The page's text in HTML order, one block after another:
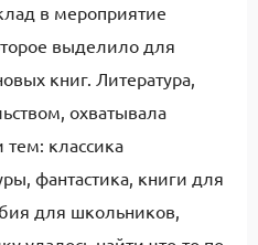
в мероприятие
выделило для
книг. Литература,
охватывала
классика
фантастика, книги для
для школьников,